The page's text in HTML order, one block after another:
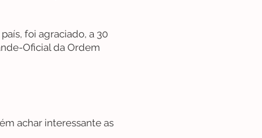
foi agraciado, a 30
Oficial da Ordem
achar interessante as